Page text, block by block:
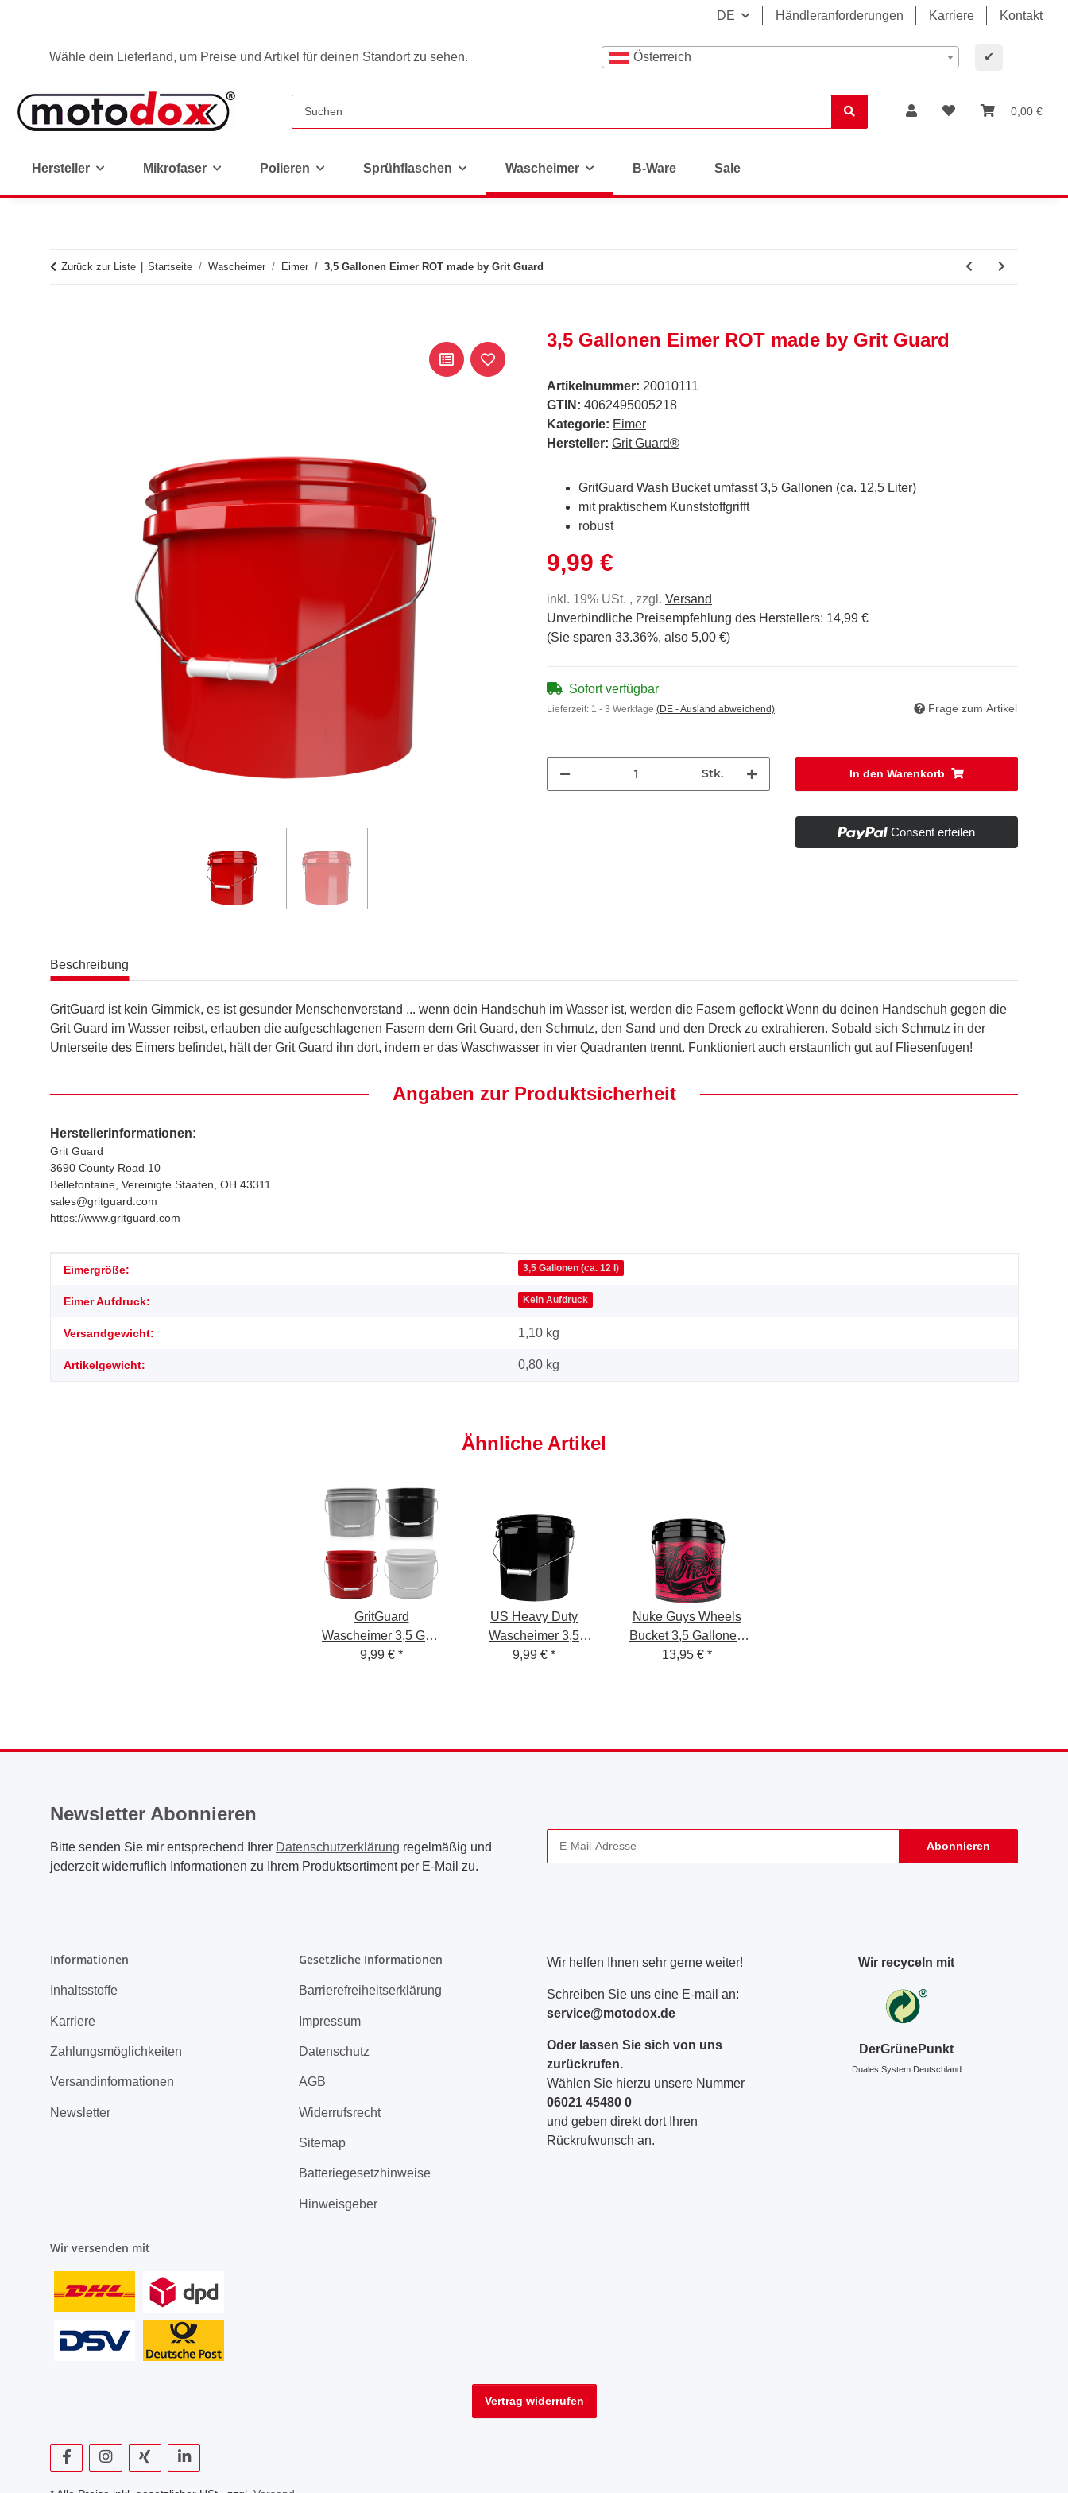
DE Händleranforderungen Karriere Kontakt
Wähle dein Lieferland, um Preise und Artikel für deinen Standort zu sehen. Österreich ✔
0,00 €
Hersteller Mikrofaser Polieren Sprühflaschen Wascheimer B-Ware Sale
Zurück zur Liste Startseite Wascheimer Eimer 3,5 Gallonen Eimer ROT made by Grit Guard
3,5 Gallonen Eimer ROT made by Grit Guard
Artikelnummer: 20010111
GTIN: 4062495005218
Kategorie: Eimer
Hersteller: Grit Guard®
GritGuard Wash Bucket umfasst 3,5 Gallonen (ca. 12,5 Liter)
mit praktischem Kunststoffgrifft
robust
9,99 €
inkl. 19% USt. , zzgl. Versand
Unverbindliche Preisempfehlung des Herstellers: 14,99 €
(Sie sparen 33.36%, also 5,00 €)
Sofort verfügbar
Lieferzeit: 1 - 3 Werktage (DE - Ausland abweichend) Frage zum Artikel
Stk. In den Warenkorb
Consent erteilen
Beschreibung
GritGuard ist kein Gimmick, es ist gesunder Menschenverstand ... wenn dein Handschuh im Wasser ist, werden die Fasern geflockt Wenn du deinen Handschuh gegen die
Grit Guard im Wasser reibst, erlauben die aufgeschlagenen Fasern dem Grit Guard, den Schmutz, den Sand und den Dreck zu extrahieren. Sobald sich Schmutz in der
Unterseite des Eimers befindet, hält der Grit Guard ihn dort, indem er das Waschwasser in vier Quadranten trennt. Funktioniert auch erstaunlich gut auf Fliesenfugen!
Angaben zur Produktsicherheit
Herstellerinformationen:
Grit Guard
3690 County Road 10
Bellefontaine, Vereinigte Staaten, OH 43311
sales@gritguard.com
https://www.gritguard.com
Produkteigenschaft
Wert
Eimergröße: 3,5 Gallonen (ca. 12 l)
Eimer Aufdruck: Kein Aufdruck
Versandgewicht: 1,10 kg
Artikelgewicht: 0,80 kg
Ähnliche Artikel
GritGuard
Wascheimer 3,5 GAL
(13 l) ohne Aufdruck
9,99 € *
US Heavy Duty
Wascheimer 3,5
Gallonen 13L schwarz
9,99 € *
Nuke Guys Wheels
Bucket 3,5 Gallonen
GritGuard Eimer für
13,95 € *
Newsletter Abonnieren
Bitte senden Sie mir entsprechend Ihrer Datenschutzerklärung regelmäßig und
jederzeit widerruflich Informationen zu Ihrem Produktsortiment per E-Mail zu.
Abonnieren
Informationen
Inhaltsstoffe
Karriere
Zahlungsmöglichkeiten
Versandinformationen
Newsletter
Gesetzliche Informationen
Barrierefreiheitserklärung
Impressum
Datenschutz
AGB
Widerrufsrecht
Sitemap
Batteriegesetzhinweise
Hinweisgeber
Wir helfen Ihnen sehr gerne weiter!
Schreiben Sie uns eine E-mail an:
service@motodox.de
Oder lassen Sie sich von uns
zurückrufen.
Wählen Sie hierzu unsere Nummer
06021 45480 0
und geben direkt dort Ihren
Rückrufwunsch an.
Wir recyceln mit
DerGrünePunkt
Duales System Deutschland
Wir versenden mit
Vertrag widerrufen